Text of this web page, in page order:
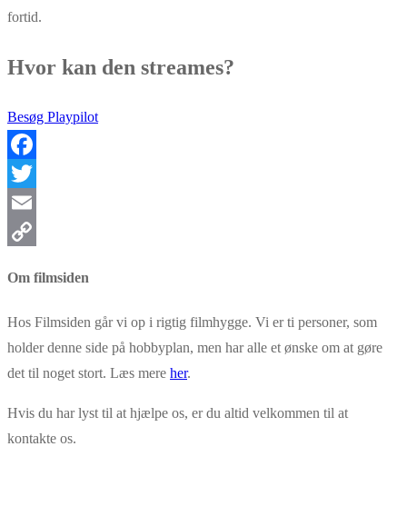
fortid.
Hvor kan den streames?
Besøg Playpilot
Facebook
Twitter
Email
Om filmsiden
Hos Filmsiden går vi op i rigtig filmhygge. Vi er ti personer, som
holder denne side på hobbyplan, men har alle et ønske om at gøre
det til noget stort. Læs mere her.
Hvis du har lyst til at hjælpe os, er du altid velkommen til at
kontakte os.